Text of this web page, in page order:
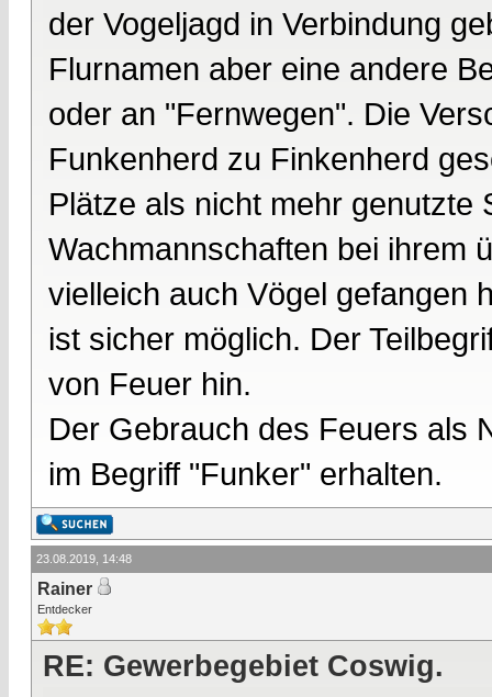
der Vogeljagd in Verbindung
Flurnamen aber eine andere
oder an "Fernwegen". Die
Funkenherd zu Finkenherd
Plätze als nicht mehr genutzte
Wachmannschaften bei ihrem
vielleich auch Vögel gefangen
ist sicher möglich. Der
von Feuer hin.
Der Gebrauch des Feuers als
im Begriff "Funker" erhalten.
23.08.2019, 14:48
Rainer
Entdecker
RE: Gewerbegebiet Coswig.